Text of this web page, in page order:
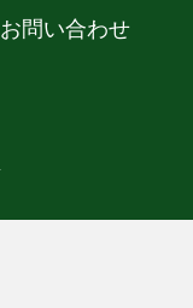
お問い合わせ